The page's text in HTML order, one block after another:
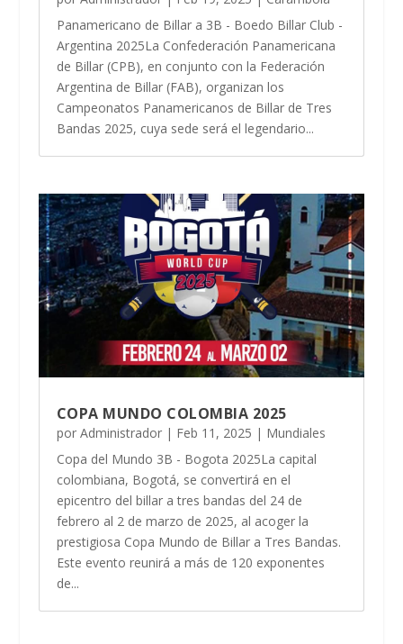
Panamericano de Billar a 3B - Boedo Billar Club -
Argentina 2025La Confederación Panamericana
de Billar (CPB), en conjunto con la Federación
Argentina de Billar (FAB), organizan los
Campeonatos Panamericanos de Billar de Tres
Bandas 2025, cuya sede será el legendario...
COPA MUNDO COLOMBIA 2025
por Administrador| Feb 11, 2025 | Mundiales
Copa del Mundo 3B - Bogota 2025La capital
colombiana, Bogotá, se convertirá en el
epicentro del billar a tres bandas del 24 de
febrero al 2 de marzo de 2025, al acoger la
prestigiosa Copa Mundo de Billar a Tres Bandas.
Este evento reunirá a más de 120 exponentes
de...